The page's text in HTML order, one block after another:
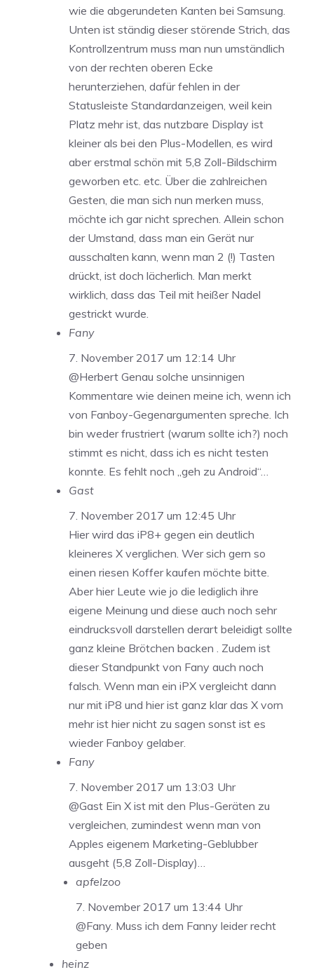
wie die abgerundeten Kanten bei Samsung.
Unten ist ständig dieser störende Strich, das
Kontrollzentrum muss man nun umständlich
von der rechten oberen Ecke
herunterziehen, dafür fehlen in der
Statusleiste Standardanzeigen, weil kein
Platz mehr ist, das nutzbare Display ist
kleiner als bei den Plus-Modellen, es wird
aber erstmal schön mit 5,8 Zoll-Bildschirm
geworben etc. etc. Über die zahlreichen
Gesten, die man sich nun merken muss,
möchte ich gar nicht sprechen. Allein schon
der Umstand, dass man ein Gerät nur
ausschalten kann, wenn man 2 (!) Tasten
drückt, ist doch lächerlich. Man merkt
wirklich, dass das Teil mit heißer Nadel
gestrickt wurde.
Fany
7. November 2017 um 12:14 Uhr
@Herbert Genau solche unsinnigen
Kommentare wie deinen meine ich, wenn ich
von Fanboy-Gegenargumenten spreche. Ich
bin weder frustriert (warum sollte ich?) noch
stimmt es nicht, dass ich es nicht testen
konnte. Es fehlt noch „geh zu Android“…
Gast
7. November 2017 um 12:45 Uhr
Hier wird das iP8+ gegen ein deutlich
kleineres X verglichen. Wer sich gern so
einen riesen Koffer kaufen möchte bitte.
Aber hier Leute wie jo die lediglich ihre
eigene Meinung und diese auch noch sehr
eindrucksvoll darstellen derart beleidigt sollte
ganz kleine Brötchen backen . Zudem ist
dieser Standpunkt von Fany auch noch
falsch. Wenn man ein iPX vergleicht dann
nur mit iP8 und hier ist ganz klar das X vorn
mehr ist hier nicht zu sagen sonst ist es
wieder Fanboy gelaber.
Fany
7. November 2017 um 13:03 Uhr
@Gast Ein X ist mit den Plus-Geräten zu
vergleichen, zumindest wenn man von
Apples eigenem Marketing-Geblubber
ausgeht (5,8 Zoll-Display)…
apfelzoo
7. November 2017 um 13:44 Uhr
@Fany. Muss ich dem Fanny leider recht
geben
heinz